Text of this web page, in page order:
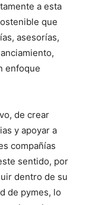
a esta
que
asesorías,
enfoque
de crear
y apoyar a
compañías
sentido, por
dentro de su
de pymes, lo